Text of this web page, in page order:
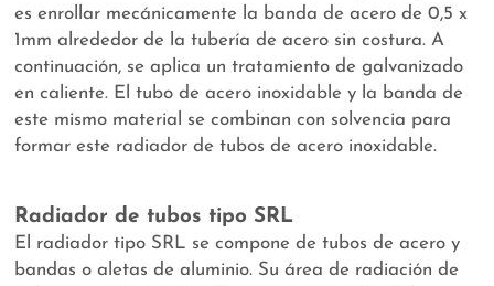
es enrollar mecánicamente la banda de acero de 0,5 x
1mm alrededor de la tubería de acero sin costura. A
continuación, se aplica un tratamiento de galvanizado
en caliente. El tubo de acero inoxidable y la banda de
este mismo material se combinan con solvencia para
formar este radiador de tubos de acero inoxidable.
Radiador de tubos tipo SRL
El radiador tipo SRL se compone de tubos de acero y
bandas o aletas de aluminio. Su área de radiación de